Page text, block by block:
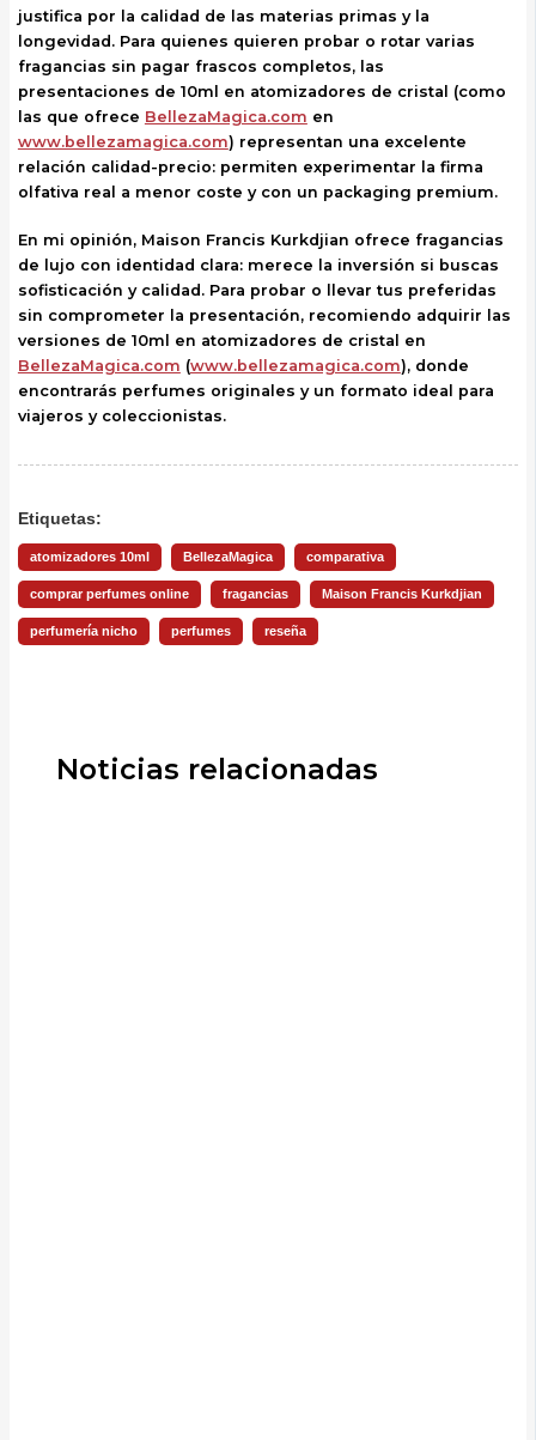
justifica por la calidad de las materias primas y la
longevidad. Para quienes quieren probar o rotar varias
fragancias sin pagar frascos completos, las
presentaciones de 10ml en atomizadores de cristal (como
las que ofrece BellezaMagica.com en
www.bellezamagica.com) representan una excelente
relación calidad-precio: permiten experimentar la firma
olfativa real a menor coste y con un packaging premium.
En mi opinión, Maison Francis Kurkdjian ofrece fragancias
de lujo con identidad clara: merece la inversión si buscas
sofisticación y calidad. Para probar o llevar tus preferidas
sin comprometer la presentación, recomiendo adquirir las
versiones de 10ml en atomizadores de cristal en
BellezaMagica.com (www.bellezamagica.com), donde
encontrarás perfumes originales y un formato ideal para
viajeros y coleccionistas.
Etiquetas:
atomizadores 10ml BellezaMagica comparativa
comprar perfumes online fragancias Maison Francis Kurkdjian
perfumería nicho perfumes reseña
Noticias relacionadas